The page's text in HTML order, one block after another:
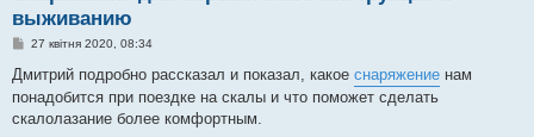
выживанию
П
в
д
о
м
27 квітня 2020, 08:34
Дмитрий подробно рассказал и показал, какое снаряжение нам
понадобится при поездке на скалы и что поможет сделать
скалолазание более комфортным.